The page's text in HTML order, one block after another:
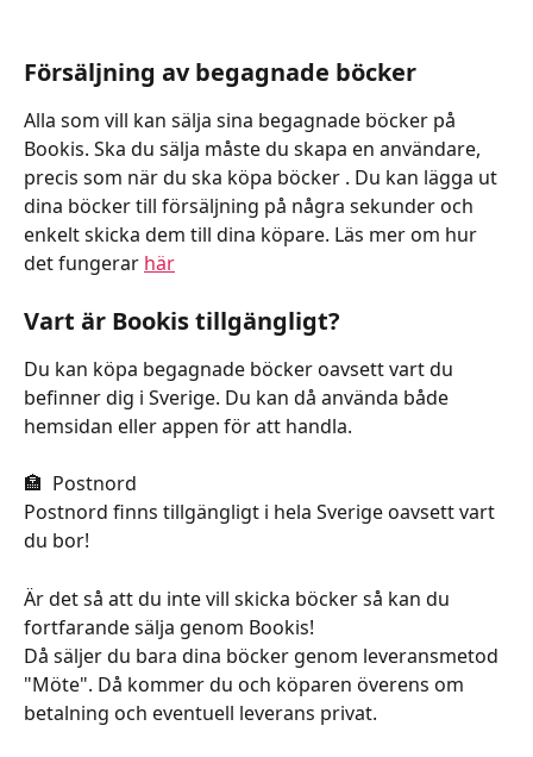
Försäljning av begagnade böcker
Alla som vill kan sälja sina begagnade böcker på
Bookis. Ska du sälja måste du skapa en användare,
precis som när du ska köpa böcker . Du kan lägga ut
dina böcker till försäljning på några sekunder och
enkelt skicka dem till dina köpare. Läs mer om hur
det fungerar här
Vart är Bookis tillgängligt?
Du kan köpa begagnade böcker oavsett vart du
befinner dig i Sverige. Du kan då använda både
hemsidan eller appen för att handla.
🏣  Postnord
Postnord finns tillgängligt i hela Sverige oavsett vart
du bor!
Är det så att du inte vill skicka böcker så kan du
fortfarande sälja genom Bookis!
Då säljer du bara dina böcker genom leveransmetod
"Möte". Då kommer du och köparen överens om
betalning och eventuell leverans privat.